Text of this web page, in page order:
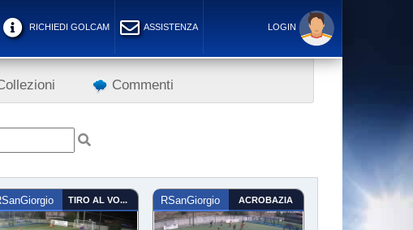
RICHIEDI GOLCAM ASSISTENZA LOGIN
Commenti
TIRO AL VOLO RSanGiorgio ACROBAZIA